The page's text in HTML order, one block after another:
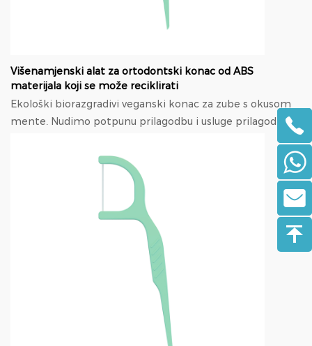
Višenamjenski alat za ortodontski konac od ABS
materijala koji se može reciklirati
Ekološki biorazgradivi veganski konac za zube s okusom
mente. Nudimo potpunu prilagodbu i usluge prilagodbe